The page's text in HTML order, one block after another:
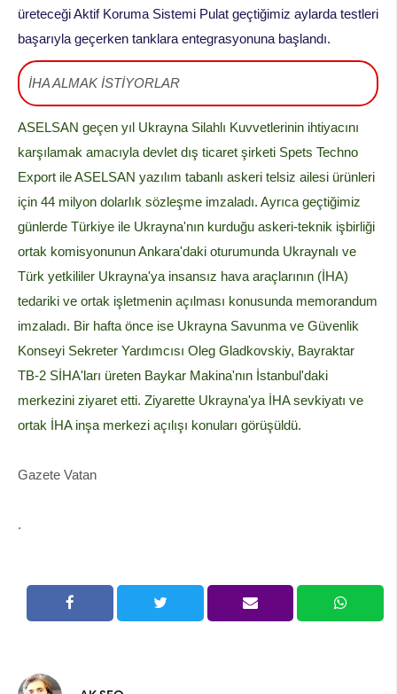
üreteceği Aktif Koruma Sistemi Pulat geçtiğimiz aylarda testleri
başarıyla geçerken tanklara entegrasyonuna başlandı.
İHA ALMAK İSTİYORLAR
ASELSAN geçen yıl Ukrayna Silahlı Kuvvetlerinin ihtiyacını
karşılamak amacıyla devlet dış ticaret şirketi Spets Techno
Export ile ASELSAN yazılım tabanlı askeri telsiz ailesi ürünleri
için 44 milyon dolarlık sözleşme imzaladı. Ayrıca geçtiğimiz
günlerde Türkiye ile Ukrayna'nın kurduğu askeri-teknik işbirliği
ortak komisyonunun Ankara'daki oturumunda Ukraynalı ve
Türk yetkililer Ukrayna'ya insansız hava araçlarının (İHA)
tedariki ve ortak işletmenin açılması konusunda memorandum
imzaladı. Bir hafta önce ise Ukrayna Savunma ve Güvenlik
Konseyi Sekreter Yardımcısı Oleg Gladkovskiy, Bayraktar
TB-2 SİHA'ları üreten Baykar Makina'nın İstanbul'daki
merkezini ziyaret etti. Ziyarette Ukrayna'ya İHA sevkiyatı ve
ortak İHA inşa merkezi açılışı konuları görüşüldü.
Gazete Vatan
.